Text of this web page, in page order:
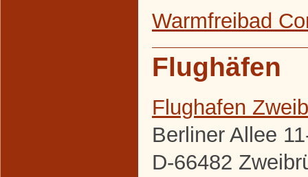
Warmfreibad
Flughäfen
Flughafen
Berliner Allee
D-66482